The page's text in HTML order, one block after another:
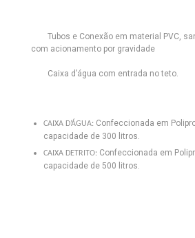
Tubos e Conexão em material PVC,
com acionamento por gravidade
Caixa d’água com entrada no teto.
CAIXA D’ÁGUA: Confeccionada em
capacidade de 300 litros.
CAIXA DETRITO: Confeccionada em
capacidade de 500 litros.